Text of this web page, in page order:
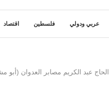
عربي ودولي فلسطين اقتصاد
الحاج عبد الكريم مصابر العدوان (أبو